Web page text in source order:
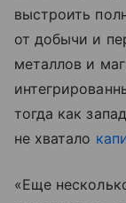
выстроить
от добычи и
металлов и
тогда как
не хватало
«Еще